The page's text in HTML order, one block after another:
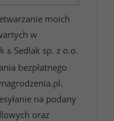
moich
w
& Sedlak sp. z o.o.
bezpłatnego
na podany
oraz